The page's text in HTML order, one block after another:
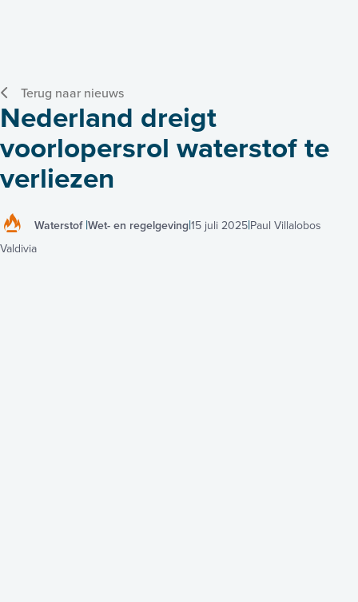
Terug naar nieuws
Nederland dreigt
voorlopersrol waterstof te
verliezen
Waterstof Wet- en regelgeving 15 juli 2025 Paul Villalobos
Valdivia